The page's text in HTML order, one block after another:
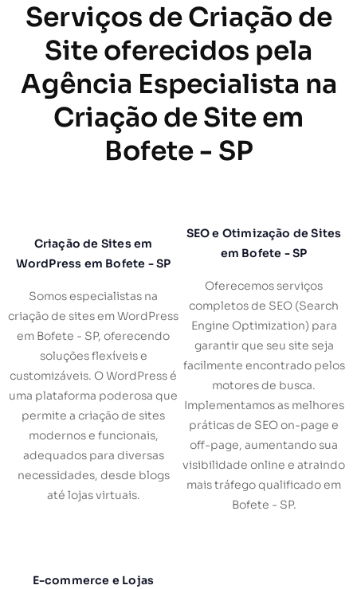
Serviços de Criação de
Site oferecidos pela
Agência Especialista na
Criação de Site em
Bofete - SP
Criação de Sites em
WordPress em Bofete - SP
Somos especialistas na
criação de sites em WordPress
em Bofete - SP, oferecendo
soluções flexíveis e
customizáveis. O WordPress é
uma plataforma poderosa que
permite a criação de sites
modernos e funcionais,
adequados para diversas
necessidades, desde blogs
até lojas virtuais.
SEO e Otimização de Sites
em Bofete - SP
Oferecemos serviços
completos de SEO (Search
Engine Optimization) para
garantir que seu site seja
facilmente encontrado pelos
motores de busca.
Implementamos as melhores
práticas de SEO on-page e
off-page, aumentando sua
visibilidade online e atraindo
mais tráfego qualificado em
Bofete - SP.
E-commerce e Lojas